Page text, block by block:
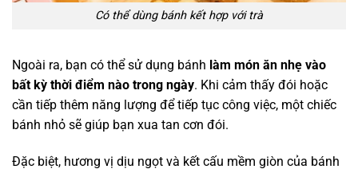
Có thể dùng bánh kết hợp với trà
Ngoài ra, bạn có thể sử dụng bánh làm món ăn nhẹ vào
bất kỳ thời điểm nào trong ngày. Khi cảm thấy đói hoặc
cần tiếp thêm năng lượng để tiếp tục công việc, một chiếc
bánh nhỏ sẽ giúp bạn xua tan cơn đói.
Đặc biệt, hương vị dịu ngọt và kết cấu mềm giòn của bánh